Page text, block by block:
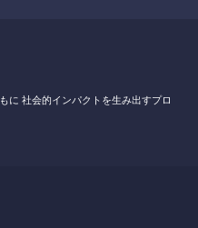
に 社会的インパクトを生み出すプロ